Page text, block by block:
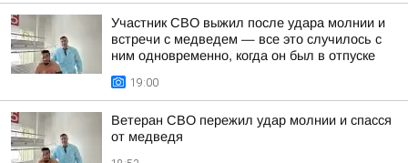
Участник СВО выжил после удара молнии и
встречи с медведем — все это случилось с
ним одновременно, когда он был в отпуске
19:00
Ветеран СВО пережил удар молнии и спасся
от медведя